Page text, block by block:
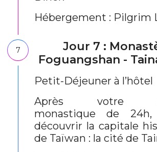
Hébergement : Pilgrim
7
Jour 7 :
Foguangshan -
Petit-Déjeuner à l’hôtel
Après votre
monastique de 24h,
découvrir la capitale
de Taïwan : la cité de